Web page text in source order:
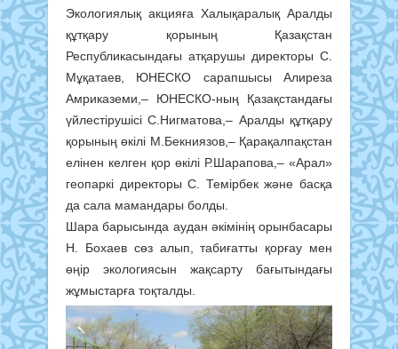
Экологиялық акцияға Халықаралық Аралды
құтқару қорының Қазақстан
Республикасындағы атқарушы директоры С.
Мұқатаев, ЮНЕСКО сарапшысы Алиреза
Амриказеми,– ЮНЕСКО-ның Қазақстандағы
үйлестірушісі С.Нигматова,– Аралды құтқару
қорының өкілі М.Бекниязов,– Қарақалпақстан
елінен келген қор өкілі Р.Шарапова,– «Арал»
геопаркі директоры С. Темірбек және басқа
да сала мамандары болды.
Шара барысында аудан әкімінің орынбасары
Н. Бохаев сөз алып, табиғатты қорғау мен
өңір экологиясын жақсарту бағытындағы
жұмыстарға тоқталды.